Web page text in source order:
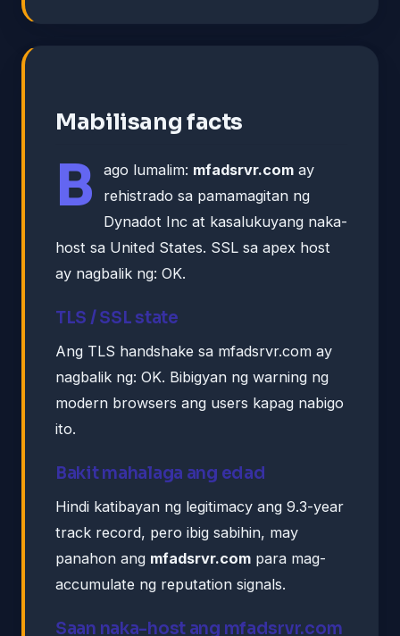
Mabilisang facts
B ago lumalim: mfadsrvr.com ay
rehistrado sa pamamagitan ng
Dynadot Inc at kasalukuyang naka-
host sa United States. SSL sa apex host
ay nagbalik ng: OK.
TLS / SSL state
Ang TLS handshake sa mfadsrvr.com ay
nagbalik ng: OK. Bibigyan ng warning ng
modern browsers ang users kapag nabigo
ito.
Bakit mahalaga ang edad
Hindi katibayan ng legitimacy ang 9.3-year
track record, pero ibig sabihin, may
panahon ang mfadsrvr.com para mag-
accumulate ng reputation signals.
Saan naka-host ang mfadsrvr.com